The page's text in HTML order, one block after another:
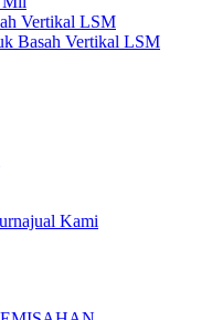
Vertikal LSM
Basah Vertikal LSM
Kami